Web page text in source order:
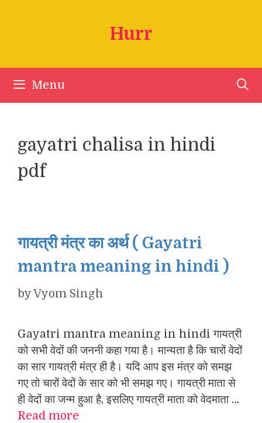
Hurr
Menu
gayatri chalisa in hindi
pdf
गायत्री मंत्र का अर्थ ( Gayatri
mantra meaning in hindi )
byVyom Singh
Gayatri mantra meaning in hindi गायत्री
को सभी वेदों की जननी कहा गया है। मान्यता है कि चारों वेदों
का सार गायत्री मंत्र ही है। यदि आप इस मंत्र को समझ
गए तो चारों वेदों के सार को भी समझ गए। गायत्री माता से
ही वेदों का जन्म हुआ है, इसलिए गायत्री माता को वेदमाता …
Read more